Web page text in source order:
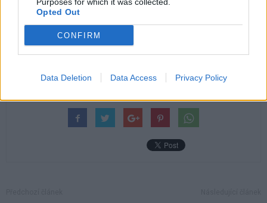
Opted Out
CONFIRM
Data Deletion Data Access Privacy Policy
TAGY hudba kapely Petra Pecková rock
Skutečná liga